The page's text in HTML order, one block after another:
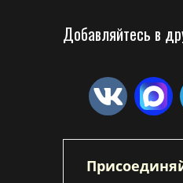
Добавляйтесь в